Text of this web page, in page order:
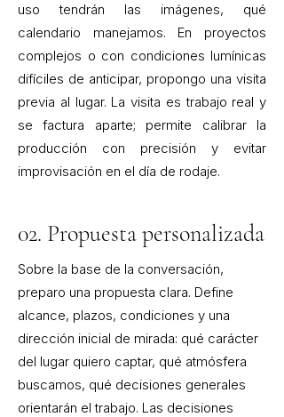
uso tendrán las imágenes, qué
calendario manejamos. En proyectos
complejos o con condiciones lumínicas
difíciles de anticipar, propongo una visita
previa al lugar. La visita es trabajo real y
se factura aparte; permite calibrar la
producción con precisión y evitar
improvisación en el día de rodaje.
02. Propuesta personalizada
Sobre la base de la conversación,
preparo una propuesta clara. Define
alcance, plazos, condiciones y una
dirección inicial de mirada: qué carácter
del lugar quiero captar, qué atmósfera
buscamos, qué decisiones generales
orientarán el trabajo. Las decisiones